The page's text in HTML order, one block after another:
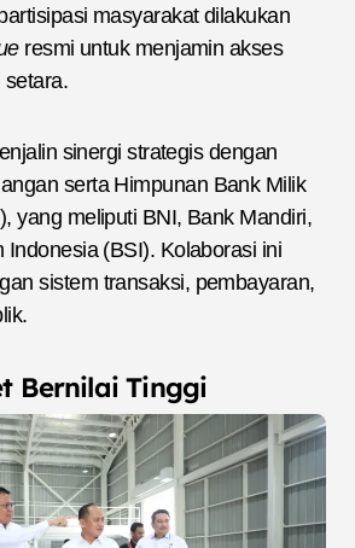
masyarakat dilakukan
resmi untuk menjamin akses
setara.
sinergi strategis dengan
serta Himpunan Bank Milik
yang meliputi BNI, Bank Mandiri,
Indonesia (BSI). Kolaborasi ini
sistem transaksi, pembayaran,
Bernilai Tinggi